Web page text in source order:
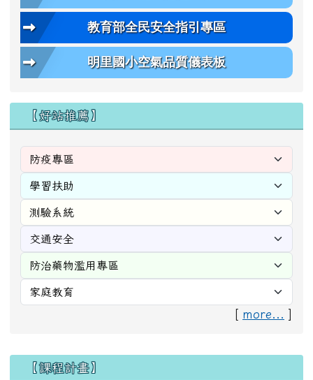
教育部全民安全指引專區
明里國小空氣品質儀表板
【好站推薦】
[ more...
右邊區域內容
【課程計畫】